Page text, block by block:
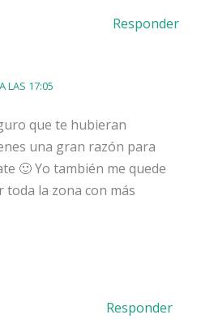
Responder
LAS 17:05
que te hubieran
una gran razón para
🙂 Yo también me quede
toda la zona con más
Responder